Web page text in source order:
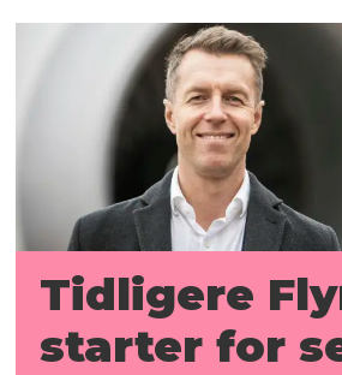
Tidligere
starter for